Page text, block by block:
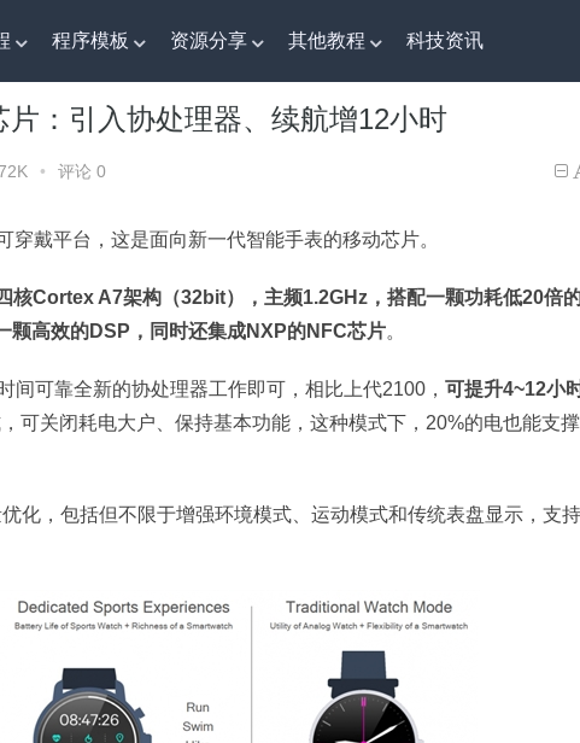
程序模板 资源分享 其他教程 科技资讯
片：引入协处理器、续航增12小时
：引入协处理器、续航增12小时
• 评论 0
戴平台，这是面向新一代智能手表的移动芯片。
核Cortex A7架构（32bit），主频1.2GHz，搭配一颗功耗低20倍
颗高效的DSP，同时还集成NXP的NFC芯片。
可靠全新的协处理器工作即可，相比上代2100， 可提升4~12小
可关闭耗电大户、保持基本功能，这种模式下，20%的电也能支
化，包括但不限于增强环境模式、运动模式和传统表盘显示，支